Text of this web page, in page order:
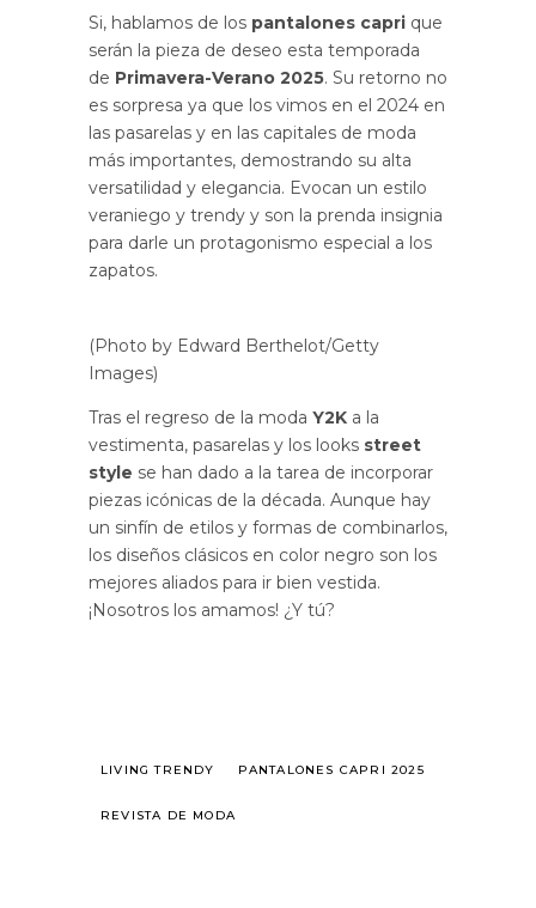
Si, hablamos de los pantalones capri que
serán la pieza de deseo esta temporada
de Primavera-Verano 2025. Su retorno no
es sorpresa ya que los vimos en el 2024 en
las pasarelas y en las capitales de moda
más importantes, demostrando su alta
versatilidad y elegancia. Evocan un estilo
veraniego y trendy y son la prenda insignia
para darle un protagonismo especial a los
zapatos.
(Photo by Edward Berthelot/Getty
Images)
Tras el regreso de la moda Y2K a la
vestimenta, pasarelas y los looks street
style se han dado a la tarea de incorporar
piezas icónicas de la década. Aunque hay
un sinfín de etilos y formas de combinarlos,
los diseños clásicos en color negro son los
mejores aliados para ir bien vestida.
¡Nosotros los amamos! ¿Y tú?
LIVING TRENDY PANTALONES CAPRI 2025
REVISTA DE MODA